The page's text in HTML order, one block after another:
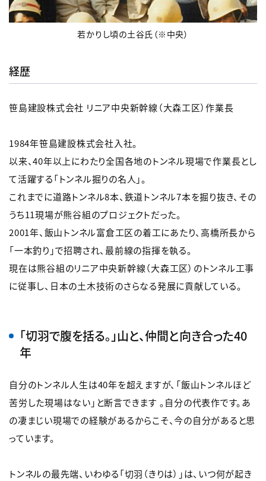
若かりし頃の土谷氏（※中央）
経歴
笹島建設株式会社 リニア中央新幹線（大森工区）作業長
1984年笹島建設株式会社入社。
以来、40年以上にわたり全国各地のトンネル現場で作業長とし
て活躍する「トンネル掘りの名人」。
これまでに道路トンネル8本、鉄道トンネル7本を掘り抜き、その
うち11現場が熊谷組のプロジェクトだった。
2001年、飯山トンネル富倉工区の着工にあたり、高橋所長から
「一本釣り」で招聘され、最前線の指揮を執る。
現在は熊谷組のリニア中央新幹線（大森工区）のトンネル工事
に従事し、日本の土木技術のさらなる発展に貢献している。
「切羽で腹を括る。」山と、仲間と向き合った40
年
自分のトンネル人生は40年を超えますが、「飯山トンネルほど
苦労した現場はない」と断言できます 。自分の代表作です。あ
の凄まじい現場での経験があるからこそ、今の自分があると思
っています。
トンネルの最先端、いわゆる「切羽（きりは）」は、いつ何が起き